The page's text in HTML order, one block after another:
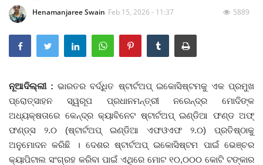
E-paper
Famous Durga Puja From Odisha
ରାଜନୀତି
କି କଥା ବୋଇଲେ
ଦେଶ ବିଦେଶ
Henamanjaree Swain Feb 15, 2026 - 11:37 5889
ନୂଆଦିଲ୍ଲୀ :ଭାରତର ବର୍ଦ୍ଧିତ ଷ୍ଟାର୍ଟଅପ୍‌ ଇକୋସିଷ୍ଟମକୁ ଏକ ପ୍ରମୁଖ
ପ୍ରୋତ୍ସାହନ ସ୍ୱରୂପ ପ୍ରଧାନମନ୍ତ୍ରୀ ନରେନ୍ଦ୍ର ମୋଦିଙ୍କ
ଅଧ୍ୟକ୍ଷତାରେ କେନ୍ଦ୍ର କ୍ୟାବିନେଟ ଷ୍ଟାର୍ଟଅପ୍‌ ଇଣ୍ଡିଆ ଫଣ୍ଡ ଅଫ୍‌
ଫଣ୍ଡ୍ସ ୨.୦ (ଷ୍ଟାର୍ଟଅପ୍‌ ଇଣ୍ଡିଆ ଏଫଓଏଫ ୨.୦) ପ୍ରତିଷ୍ଠାକୁ
ଅନୁମୋଦନ କରିଛି । ଦେଶର ଷ୍ଟାର୍ଟଅପ୍‌ ଇକୋସିଷ୍ଟମ ପାଇଁ ଭେଞ୍ଚର
କ୍ୟାପିଟାଲ ସଂଗ୍ରହ କରିବା ପାଇଁ ଏଥିରେ ମୋଟ ୧୦,୦୦୦ କୋଟି ଟଙ୍କାର